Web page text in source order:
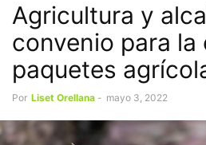
Agricultura y
convenio para la
paquetes
Por Liset Orellana - mayo 3, 2022